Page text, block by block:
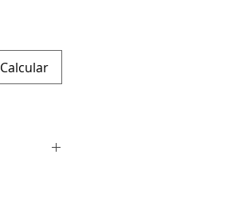
Calcular